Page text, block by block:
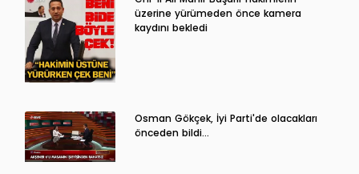
üzerine yürümeden önce kamera
kaydını bekledi
Osman Gökçek, İyi Parti'de olacakları
önceden bildi...